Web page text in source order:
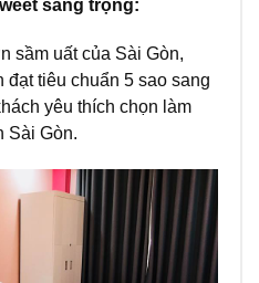
sang trọng:
sầm uất của Sài Gòn,
đạt tiêu chuẩn 5 sao sang
yêu thích chọn làm
Sài Gòn.